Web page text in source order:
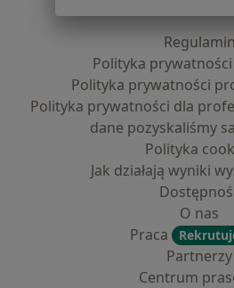
Regulamin
Polityka
Polityka prywatności
Polityka prywatności dla
dane pozyskaliśmy
Polityka
Jak działają wyniki
O nas
Praca
Partnerzy
Centrum